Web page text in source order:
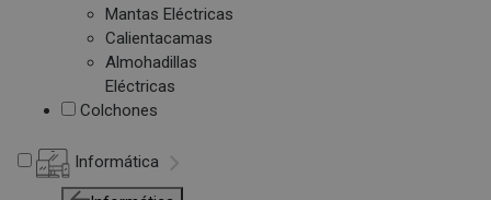
Mantas Eléctricas
Calientacamas
Almohadillas
Eléctricas
Colchones
Informática